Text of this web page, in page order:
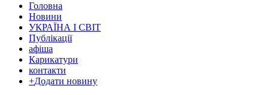
Головна
Новини
УКРАЇНА І СВІТ
Публікації
афіша
Карикатури
контакти
+Додати новину